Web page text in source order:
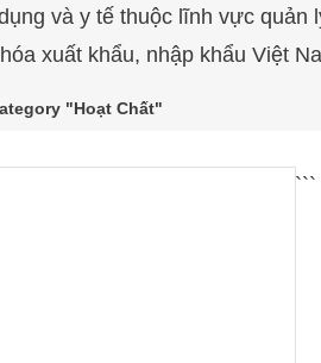
và y tế thuộc lĩnh vực
xuất khẩu, nhập khẩu Việt
"Hoạt Chất"
```